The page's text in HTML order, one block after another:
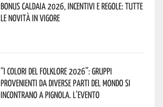
Bonus caldaia 2026, incentivi e regole: tutte
le novità in vigore
“I Colori del Folklore 2026”: gruppi
provenienti da diverse parti del mondo si
incontrano a Pignola. L’evento